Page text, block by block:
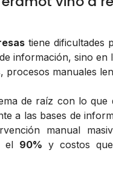
tiene dificultades
información, sino
procesos manuales
de raíz con lo que
a las bases de
manual
el 90% y costos